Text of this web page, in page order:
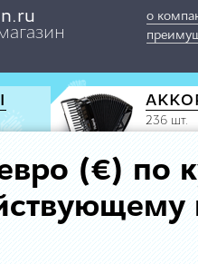
о
236 шт.
(€) по